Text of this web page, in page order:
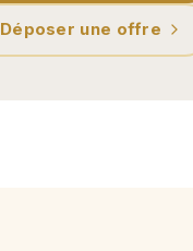
Déposer une offre